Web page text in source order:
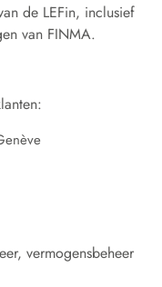
de LEFin, inclusief
van FINMA.
vermogensbeheer